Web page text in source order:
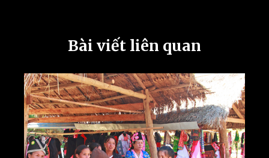
Bài viết liên quan